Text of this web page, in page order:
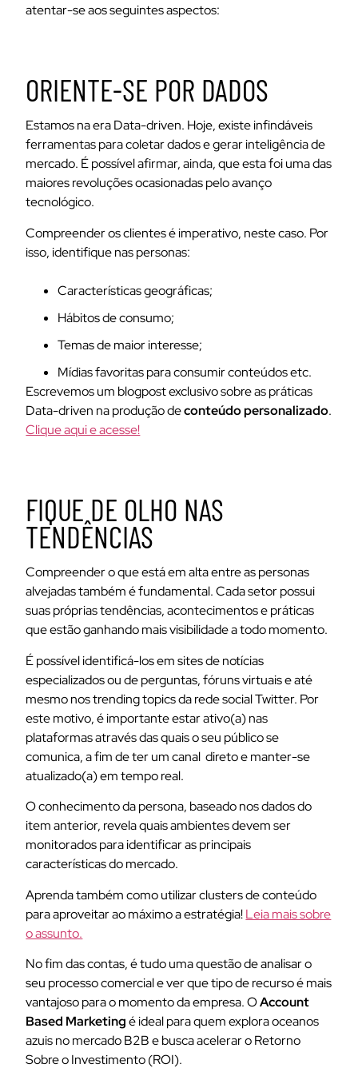
atentar-se aos seguintes aspectos:
ORIENTE-SE POR DADOS
Estamos na era Data-driven. Hoje, existe infindáveis
ferramentas para coletar dados e gerar inteligência de
mercado. É possível afirmar, ainda, que esta foi uma das
maiores revoluções ocasionadas pelo avanço
tecnológico.
Compreender os clientes é imperativo, neste caso. Por
isso, identifique nas personas:
Características geográficas;
Hábitos de consumo;
Temas de maior interesse;
Mídias favoritas para consumir conteúdos etc.
Escrevemos um blogpost exclusivo sobre as práticas
Data-driven na produção deconteúdo personalizado.
Clique aqui e acesse!
FIQUE DE OLHO NAS
TENDÊNCIAS
Compreender o que está em alta entre as personas
alvejadas também é fundamental. Cada setor possui
suas próprias tendências, acontecimentos e práticas
que estão ganhando mais visibilidade a todo momento.
É possível identificá-los em sites de notícias
especializados ou de perguntas, fóruns virtuais e até
mesmo nos trending topics da rede social Twitter. Por
este motivo, é importante estar ativo(a) nas
plataformas através das quais o seu público se
comunica, a fim de ter um canal direto e manter-se
atualizado(a) em tempo real.
O conhecimento da persona, baseado nos dados do
item anterior, revela quais ambientes devem ser
monitorados para identificar as principais
características do mercado.
Aprenda também como utilizar clusters de conteúdo
para aproveitar ao máximo a estratégia!Leia mais sobre
o assunto.
No fim das contas, é tudo uma questão de analisar o
seu processo comercial e ver que tipo de recurso é mais
vantajoso para o momento da empresa. OAccount
Based Marketingé ideal para quem explora oceanos
azuis no mercado B2B e busca acelerar o Retorno
Sobre o Investimento (ROI).